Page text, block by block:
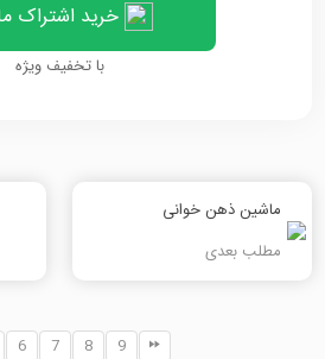
خرید اشتراک مانامو
با تخفیف ویژه
ماشین ذهن خوانی
مطلب بعدی
6 7 8 9